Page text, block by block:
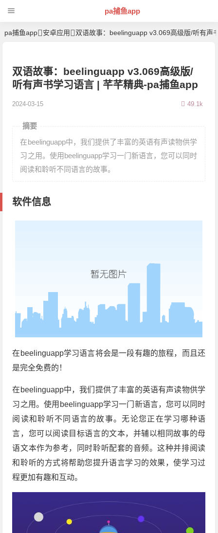
pa捕鱼app
pa捕鱼app 安卓应用 双语故事：beelinguapp v3.069高级版/听有声
双语故事：beelinguapp v3.069高级版/
听有声书学习语言 | 芊芊精典-pa捕鱼app
2024-03-15 49.1k
摘要
在beelinguapp中，我们提供了丰富的英语有声读物供学
习之用。使用beelinguapp学习一门新语言，您可以同时
阅读和聆听不同语言的故事。
软件信息
在beelinguapp学习语言将会是一段有趣的旅程，而且还
是完全免费的！
在beelinguapp中，我们提供了丰富的英语有声读物供学
习之用。使用beelinguapp学习一门新语言，您可以同时
阅读和聆听不同语言的故事。无论您正在学习哪种语
言，您可以阅读目标语言的文本，并辅以相同故事的母
语文本作为参考，同时聆听配套的音频。这种并排阅读
和聆听的方式将帮助您提升语言学习的效果，使学习过
程更加有趣和互动。